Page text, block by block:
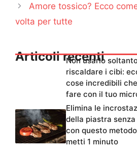
Amore tossico? Ecco
volta per tutte
Articoli recenti
Non usarlo
riscaldare i cibi:
cose incredibili
fare con il tuo
Elimina le
della piastra
con questo
metti 1 minuto